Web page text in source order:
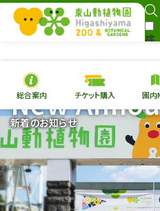
検
総合案内 チケット購入 園内
新着のお知らせ
New